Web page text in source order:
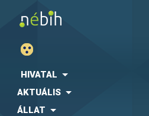
HIVATAL
AKTUÁLIS
ÁLLAT